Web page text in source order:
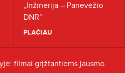
„Inžinerija – Panevėžio
DNR“
PLAČIAU
filmai grįžtantiems jausmo